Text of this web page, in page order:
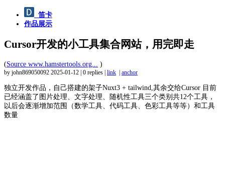
笛卡
作品展示
Cursor开发的小工具集合网站，用完即走
(Source www.hamstertools.org... )
by john869050092 2025-01-12 0 replies link anchor
独立开发作品，自己搭建的架子Nuxt3 + tailwind,其余交给Cursor 目前
已经涵盖了图片处理、文字处理、随机性工具三个类别共12个工具，
以后会逐渐增加范围（数学工具、代码工具、色彩工具等等）和工具
数量